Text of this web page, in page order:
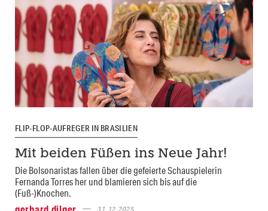
FLIP-FLOP-AUFREGER IN BRASILIEN
Mit beiden Füßen ins Neue Jahr!
Die Bolsonaristas fallen über die gefeierte Schauspielerin
Fernanda Torres her und blamieren sich bis auf die
(Fuß-)Knochen.
31.12.2025